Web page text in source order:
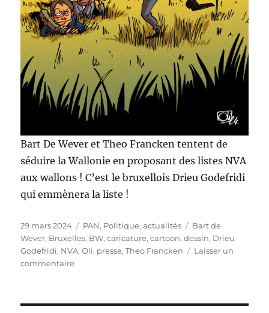
Bart De Wever et Theo Francken tentent de
séduire la Wallonie en proposant des listes NVA
aux wallons ! C’est le bruxellois Drieu Godefridi
qui emmènera la liste !
Publié
le
29 mars 2024 Catégories
PAN, Politique, actualités Étiquettes
Bart de
Wever, Bruxelles, BW,caricature,cartoon,dessin, Drieu
Godefridi, NVA,Oli, presse,Theo Francken
Laisser un
commentairesur